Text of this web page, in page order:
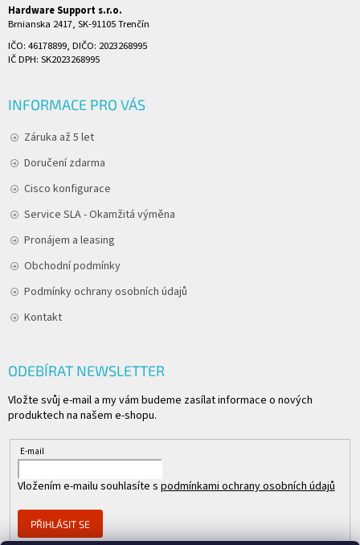
Hardware Support s.r.o.
Brnianska 2417, SK-91105 Trenčín
IČO: 46178899, DIČO: 2023268995
IČ DPH: SK2023268995
INFORMACE PRO VÁS
Záruka až 5 let
Doručení zdarma
Cisco konfigurace
Service SLA - Okamžitá výměna
Pronájem a leasing
Obchodní podmínky
Podmínky ochrany osobních údajů
Kontakt
ODEBÍRAT NEWSLETTER
Vložte svůj e-mail a my vám budeme zasílat informace o nových
produktech na našem e-shopu.
E-mail
Vložením e-mailu souhlasíte s podmínkami ochrany osobních údajů
PŘIHLÁSIT SE